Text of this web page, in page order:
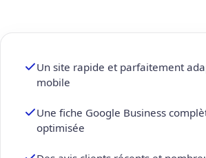
Un site rapide et parfaitement
mobile
Une fiche Google Business
optimisée